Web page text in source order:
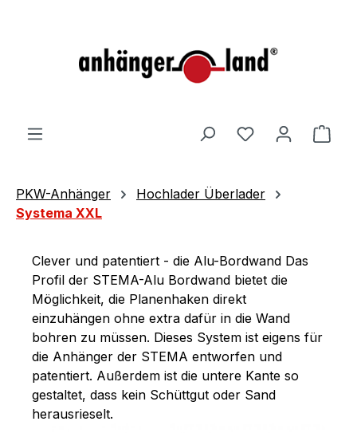
PKW-Anhänger
Hochlader Überlader
Systema XXL
Clever und patentiert - die Alu-Bordwand Das
Profil der STEMA-Alu Bordwand bietet die
Möglichkeit, die Planenhaken direkt
einzuhängen ohne extra dafür in die Wand
bohren zu müssen. Dieses System ist eigens für
die Anhänger der STEMA entworfen und
patentiert. Außerdem ist die untere Kante so
gestaltet, dass kein Schüttgut oder Sand
herausrieselt.